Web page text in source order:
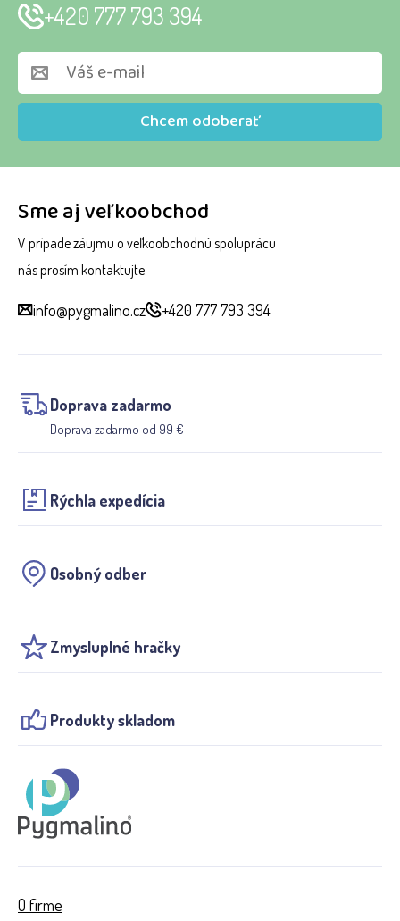
Sme aj veľkoobchod
V prípade záujmu o veľkoobchodnú spoluprácu
nás prosím kontaktujte.
info@pygmalino.cz +420 777 793 394
Doprava zadarmo
Doprava zadarmo od 99 €
Rýchla expedícia
Osobný odber
Zmysluplné hračky
Produkty skladom
Chcem odoberať
+420 777 793 394
O firme